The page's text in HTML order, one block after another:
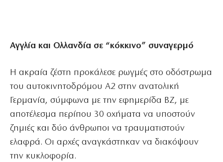
Αγγλία και Ολλανδία σε “κόκκινο” συναγερμό
Η ακραία ζέστη προκάλεσε ρωγμές στο οδόστρωμα
του αυτοκινητοδρόμου Α2 στην ανατολική
Γερμανία, σύμφωνα με την εφημερίδα BZ, με
αποτέλεσμα περίπου 30 οχήματα να υποστούν
ζημιές και δύο άνθρωποι να τραυματιστούν
ελαφρά. Οι αρχές αναγκάστηκαν να διακόψουν
την κυκλοφορία.